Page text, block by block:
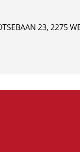
23, 2275